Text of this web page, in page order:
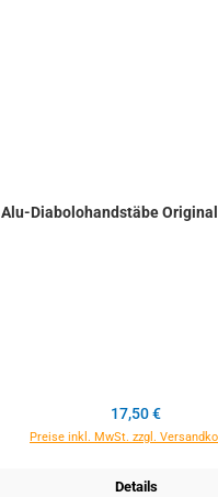
Alu-Diabolohandstäbe
Regulärer Preis:
17,50 €
Preise inkl. MwSt. zzgl.
Details